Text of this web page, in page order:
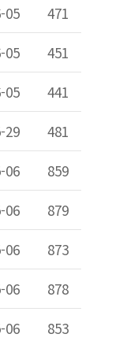
05
471
05
451
05
441
29
481
06
859
06
879
06
873
06
878
06
853